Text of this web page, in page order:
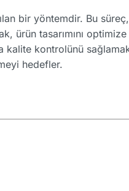
bir yöntemdir. Bu
ürün tasarımını
kalite kontrolünü
hedefler.